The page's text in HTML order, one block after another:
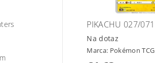
PIKACHU 027/071
Na dotaz
Marca: Pokémon TCG